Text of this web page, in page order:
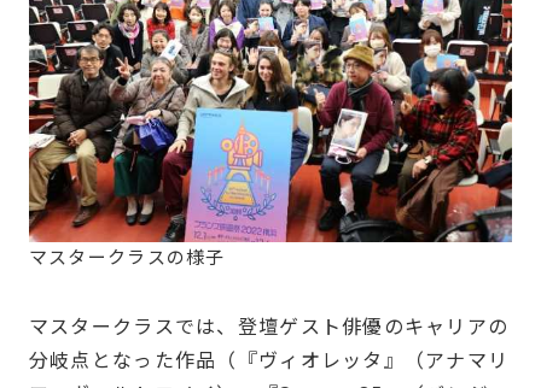
マスタークラスの様子
マスタークラスでは、登壇ゲスト俳優のキャリアの
分岐点となった作品（『ヴィオレッタ』（アナマリ